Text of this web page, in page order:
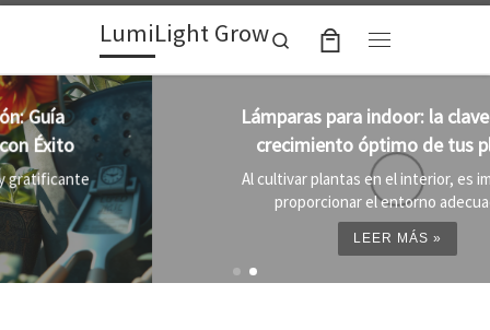
Skip to contentLumiLight Grow
Search
Lámparas para indoor: la clave para un
crecimiento óptimo de tus plantas
Al cultivar plantas en el interior, es importante
proporcionar el entorno adecuado ...